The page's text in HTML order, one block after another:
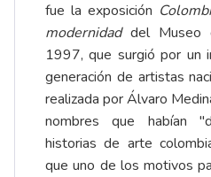
fue la exposición
modernidaddel Museo
1997, que surgió por un
generación de artistas
realizada por Álvaro
nombres que habían
historias de arte
que uno de los motivos